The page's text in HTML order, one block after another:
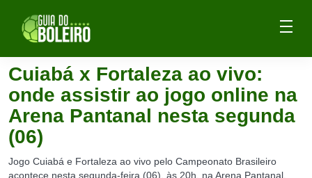
Cuiabá x Fortaleza ao vivo:
onde assistir ao jogo online na
Arena Pantanal nesta segunda
(06)
Jogo Cuiabá e Fortaleza ao vivo pelo Campeonato Brasileiro
acontece nesta segunda-feira (06), às 20h, na Arena Pantanal,